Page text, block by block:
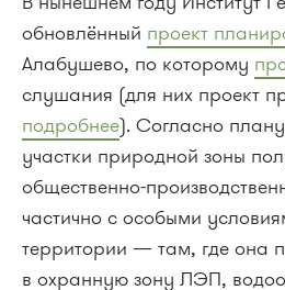
обновлённый проект
Алабушево, по которому
слушания (для них проект
подробнее). Согласно
участки природной зоны
общественно-
частично с особыми
территории — там, где она
в охранную зону ЛЭП,